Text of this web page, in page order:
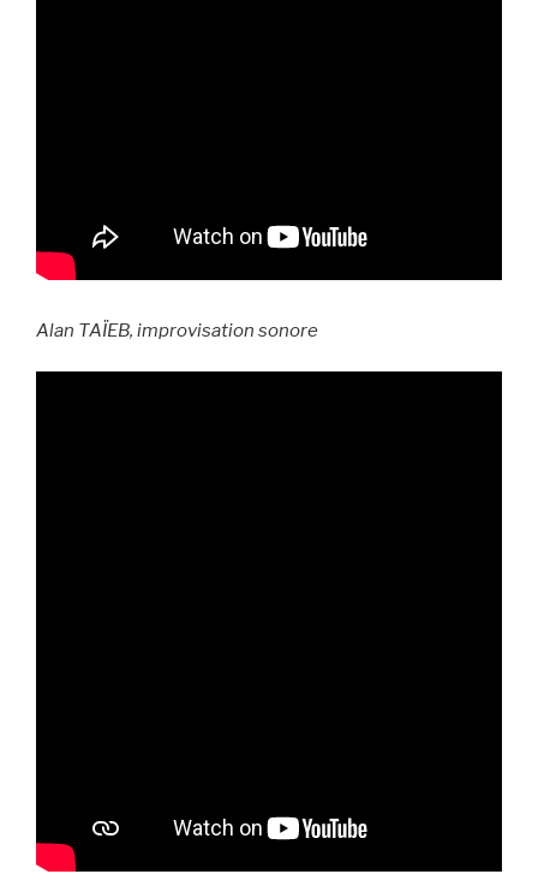
Alan TAÏEB, improvisation sonore